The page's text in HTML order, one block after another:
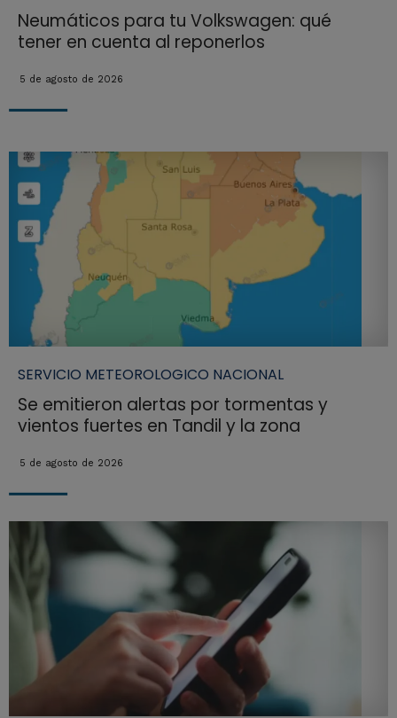
Neumáticos para tu Volkswagen: qué
tener en cuenta al reponerlos
5 de agosto de 2026
SERVICIO METEOROLOGICO NACIONAL
Se emitieron alertas por tormentas y
vientos fuertes en Tandil y la zona
5 de agosto de 2026